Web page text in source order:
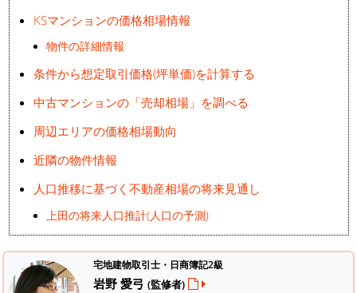
KSマンションの価格相場情報
物件の詳細情報
条件から想定取引価格(坪単価)を計算する
中古マンションの「売却相場」を調べる
周辺エリアの価格相場動向
近隣の物件情報
人口推移に基づく不動産相場の将来見通し
上田の将来人口推計(人口の予測)
宅地建物取引士・日商簿記2級
岩野 愛弓 (監修者)